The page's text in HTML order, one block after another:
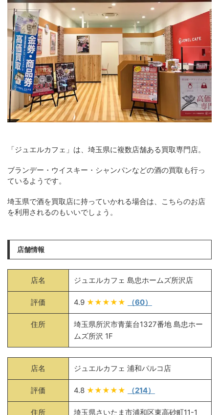
「ジュエルカフェ」は、埼玉県に複数店舗ある買取専門店。
ブランデー・ウイスキー・シャンパンなどの酒の買取も行っ
ているようです。
埼玉県で酒を買取店に持っていかれる場合は、こちらのお店
を利用されるのもいいでしょう。
店舗情報
店名 ジュエルカフェ 島忠ホームズ所沢店
評価 4.9 ★★★★★ （60）
住所
埼玉県所沢市青葉台1327番地 島忠ホー
ムズ所沢 1F
店名 ジュエルカフェ 浦和パルコ店
評価 4.8 ★★★★★ （214）
住所
埼玉県さいたま市浦和区東高砂町11-1